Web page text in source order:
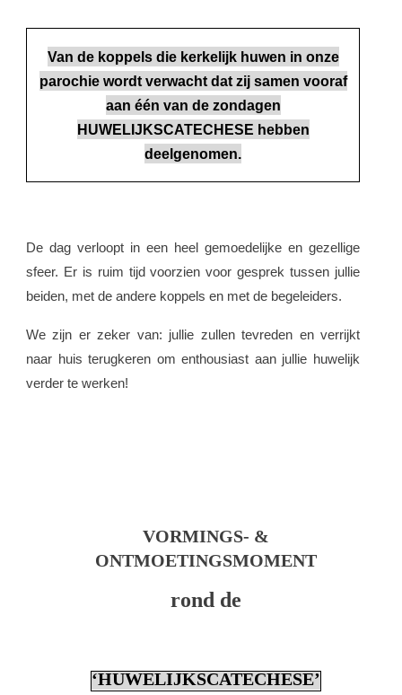
Van de koppels die kerkelijk huwen in onze
parochie wordt verwacht dat zij samen vooraf
aan één van de zondagen
HUWELIJKSCATECHESE hebben
deelgenomen.
De dag verloopt in een heel gemoedelijke en gezellige
sfeer. Er is ruim tijd voorzien voor gesprek tussen jullie
beiden, met de andere koppels en met de begeleiders.
We zijn er zeker van: jullie zullen tevreden en verrijkt
naar huis terugkeren om enthousiast aan jullie huwelijk
verder te werken!
VORMINGS- &
ONTMOETINGSMOMENT
rond de
‘HUWELIJKSCATECHESE’